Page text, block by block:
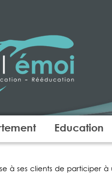
Education
à ses clients de participer